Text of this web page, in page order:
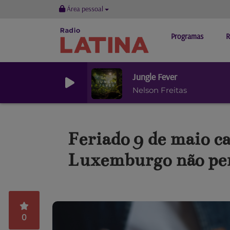
Área pessoal
Programas
Jungle Fever
Nelson Freitas
Feriado 9 de maio
Luxemburgo não
0